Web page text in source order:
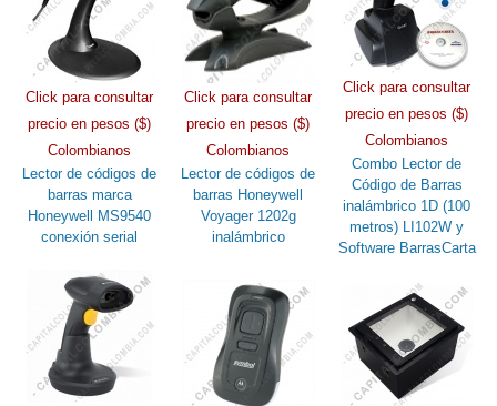
Click para consultar
precio en pesos ($)
Colombianos
Lector de códigos de
barras marca
Honeywell MS9540
conexión serial
Click para consultar
precio en pesos ($)
Colombianos
Lector de códigos de
barras Honeywell
Voyager 1202g
inalámbrico
Click para consultar
precio en pesos ($)
Colombianos
Combo Lector de
Código de Barras
inalámbrico 1D (100
metros) LI102W y
Software BarrasCarta